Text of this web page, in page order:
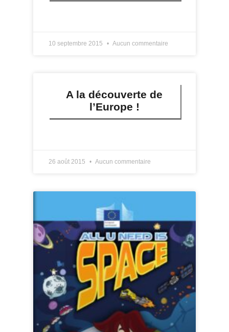
10 septembre 2015 Aucun commentaire
A la découverte de
l’Europe !
26 août 2015 Aucun commentaire